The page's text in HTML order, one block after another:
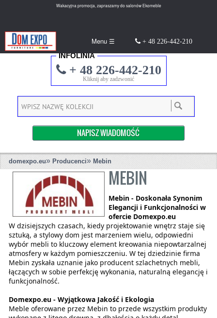
Wakacyjna promocja, zapraszamy do salonów Ekomeble
Menu ☰ + 48 226-442-210
INFOLINIA
+ 48 226-442-210
Kliknij aby zadzwonić
NAPISZ WIADOMOŚĆ
domexpo.eu» Producenci» Mebin
MEBIN
Mebin - Doskonała Synonim
Elegancji i Funkcjonalności w
ofercie Domexpo.eu
W dzisiejszych czasach, kiedy projektowanie wnętrz staje się
sztuką, a stylowy dom jest marzeniem wielu, odpowiedni
wybór mebli to kluczowy element kreowania niepowtarzalnej
atmosfery w każdym pomieszczeniu. W tej dziedzinie firma
Mebin zyskała uznanie jako producent szlachetnych mebli,
łączących w sobie perfekcję wykonania, naturalną elegancję i
funkcjonalność.
Domexpo.eu - Wyjątkowa Jakość i Ekologia
Meble oferowane przez Mebin to przede wszystkim produkty